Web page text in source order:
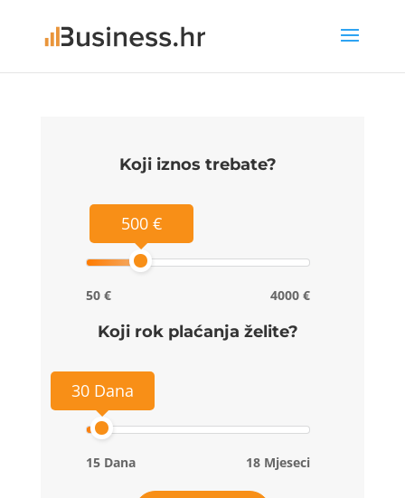
Koji iznos trebate?
500 €
50 € 4000 €
Koji rok plaćanja želite?
30 Dana
15 Dana 18 Mjeseci